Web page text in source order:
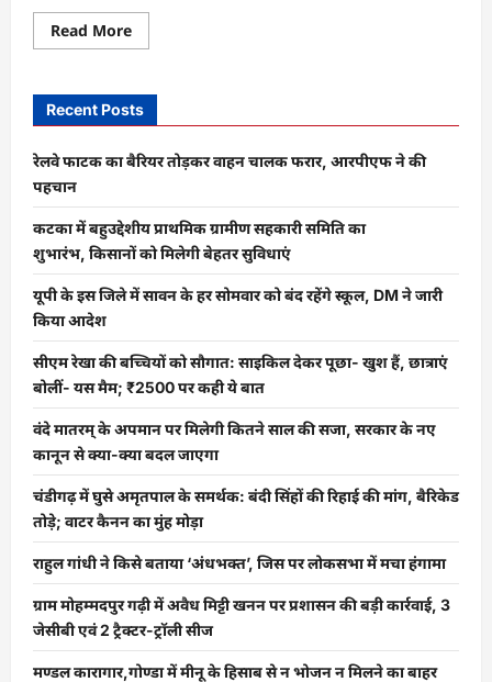
Read MoreRead
more
मोदी
ने
शी
को
चिट्ठी
वायरस
से
निपटने
में
मदद
की
पेशकश
थी,
अब
चीन
का
आया
जवाब…
Recent Posts
रेलवे फाटक का बैरियर तोड़कर वाहन चालक फरार, आरपीएफ ने की
पहचान
कटका में बहुउद्देशीय प्राथमिक ग्रामीण सहकारी समिति का
शुभारंभ, किसानों को मिलेगी बेहतर सुविधाएं
यूपी के इस जिले में सावन के हर सोमवार को बंद रहेंगे स्कूल, DM ने जारी
किया आदेश
सीएम रेखा की बच्चियों को सौगात: साइकिल देकर पूछा- खुश हैं, छात्राएं
बोलीं- यस मैम; ₹2500 पर कही ये बात
वंदे मातरम् के अपमान पर मिलेगी कितने साल की सजा, सरकार के नए
कानून से क्या-क्या बदल जाएगा
चंडीगढ़ में घुसे अमृतपाल के समर्थक: बंदी सिंहों की रिहाई की मांग, बैरिकेड
तोड़े; वाटर कैनन का मुंह मोड़ा
राहुल गांधी ने किसे बताया ‘अंधभक्त’, जिस पर लोकसभा में मचा हंगामा
ग्राम मोहम्मदपुर गढ़ी में अवैध मिट्टी खनन पर प्रशासन की बड़ी कार्रवाई, 3
जेसीबी एवं 2 ट्रैक्टर-ट्रॉली सीज
मण्डल कारागार,गोण्डा में मीनू के हिसाब से न भोजन न मिलने का बाहर